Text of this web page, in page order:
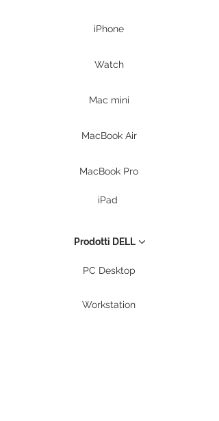
iPhone
Watch
Mac mini
MacBook Air
MacBook Pro
iPad
Prodotti DELL
PC Desktop
Workstation